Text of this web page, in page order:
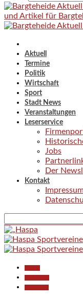
und Artikel für
Aktuell
Termine
Politik
Wirtschaft
Sport
Stadt News
Veranstaltungen
Leserservice
Jobs
Der
Kontakt